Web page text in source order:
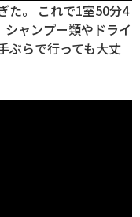
た。 これで1室50分4
ャンプー類やドライ
ぶらで行っても大丈